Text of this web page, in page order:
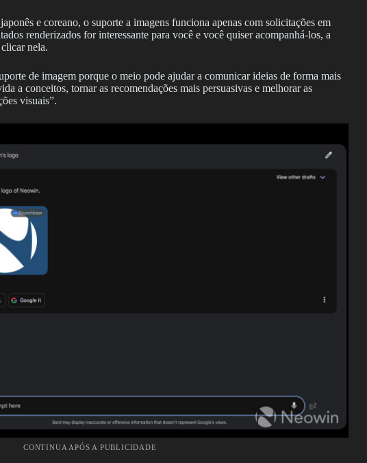
e coreano, o suporte a imagens funciona apenas com solicitações em
renderizados for interessante para você e você quiser acompanhá-los, a
nela.
de imagem porque o meio pode ajudar a comunicar ideias de forma mais
a conceitos, tornar as recomendações mais persuasivas e melhorar as
visuais”.
CONTINUA APÓS A PUBLICIDADE